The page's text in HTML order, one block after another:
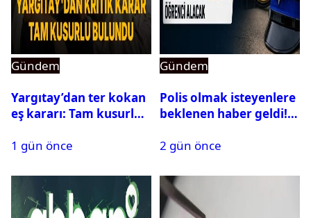
Gündem
Yargıtay’dan ter kokan
eş kararı: Tam kusurlu
1 gün önce
Gündem
Polis olmak isteyenlere
beklenen haber geldi!
2 gün önce